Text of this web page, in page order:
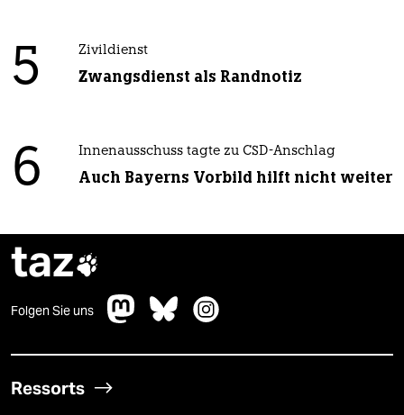
5 Zivildienst
Zwangsdienst als Randnotiz
6 Innenausschuss tagte zu CSD-Anschlag
Auch Bayerns Vorbild hilft nicht weiter
taz
Folgen Sie uns
Ressorts